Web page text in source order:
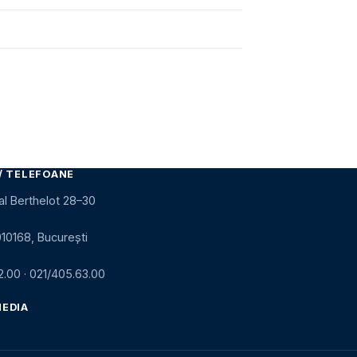
TELEFOANE
Berthelot 28–30
București
· 021/405.63.00